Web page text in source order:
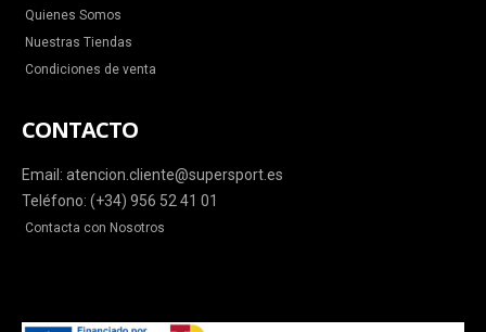
Quienes Somos
Nuestras Tiendas
Condiciones de venta
CONTACTO
Email: atencion.cliente@supersport.es
Teléfono: (+34) 956 52 41 01
Contacta con Nosotros